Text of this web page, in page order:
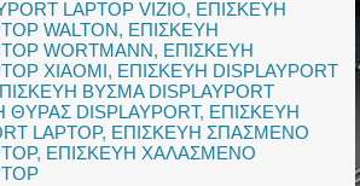
LAPTOP VIZIO, ΕΠΙΣΚΕΥΗ
WALTON, ΕΠΙΣΚΕΥΗ
WORTMANN, ΕΠΙΣΚΕΥΗ
XIAOMI, ΕΠΙΣΚΕΥΗ DISPLAYPORT
ΒΥΣΜΑ DISPLAYPORT
ΘΥΡΑΣ DISPLAYPORT, ΕΠΙΣΚΕΥΗ
LAPTOP, ΕΠΙΣΚΕΥΗ ΣΠΑΣΜΕΝΟ
, ΕΠΙΣΚΕΥΗ ΧΑΛΑΣΜΕΝΟ